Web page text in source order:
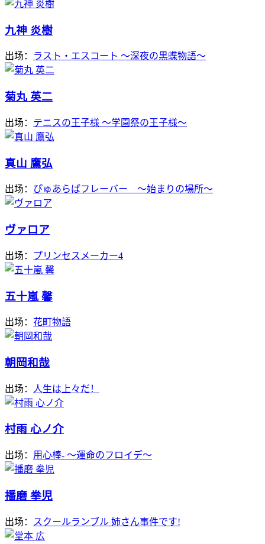
九神 炎樹
出场： ラスト・エスコート 〜深夜の黒蝶物語〜
菊丸 英二
出场： テニスの王子様 ～学園祭の王子様～
真山 鷹弘
出场： ぴゅあらばフレーバー ～始まりの場所～
ヴァロア
出场： プリンセスメーカー4
五十嵐 馨
出场： 花町物語
朝岡和哉
出场： 人生は上々だ！
村雨 心ノ介
出场： 用心棒- ～運命のフロイデ～
播磨 拳児
出场： スクールランブル 姉さん事件です!